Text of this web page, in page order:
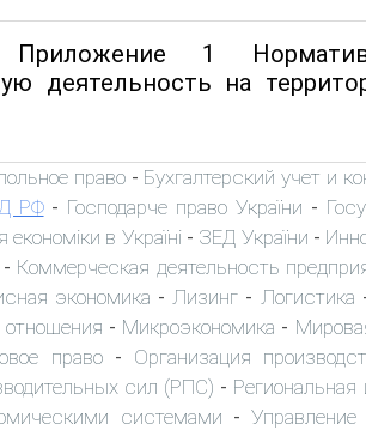
1
деятельность на
право- Бухгалтерский учет и
РФ- Господарче право України -
в Україні - ЗЕД України -
- Коммерческая деятельность
экономика - Лизинг - Логистика
- Микроэкономика -
право- Организация
сил (РПС) -
системами -